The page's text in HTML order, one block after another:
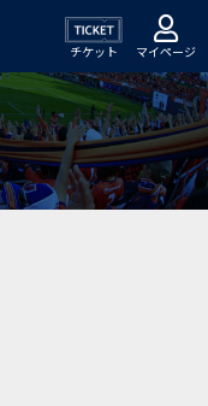
チケット マイページ